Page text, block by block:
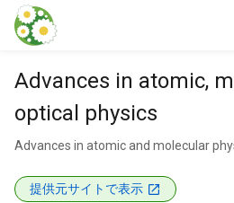
本文に飛ぶ
Advances in atomic,
optical physics
Advances in atomic and molecular
提供元サイトで表示